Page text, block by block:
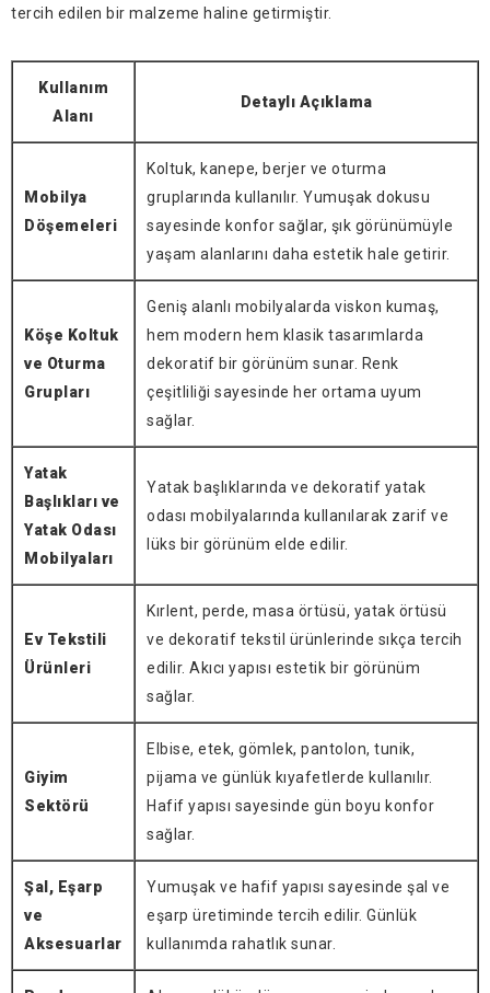
tercih edilen bir malzeme haline getirmiştir.
Kullanım
Alanı
Detaylı Açıklama
Mobilya
Döşemeleri
Koltuk, kanepe, berjer ve oturma
gruplarında kullanılır. Yumuşak dokusu
sayesinde konfor sağlar, şık görünümüyle
yaşam alanlarını daha estetik hale getirir.
Köşe Koltuk
ve Oturma
Grupları
Geniş alanlı mobilyalarda viskon kumaş,
hem modern hem klasik tasarımlarda
dekoratif bir görünüm sunar. Renk
çeşitliliği sayesinde her ortama uyum
sağlar.
Yatak
Başlıkları ve
Yatak Odası
Mobilyaları
Yatak başlıklarında ve dekoratif yatak
odası mobilyalarında kullanılarak zarif ve
lüks bir görünüm elde edilir.
Ev Tekstili
Ürünleri
Kırlent, perde, masa örtüsü, yatak örtüsü
ve dekoratif tekstil ürünlerinde sıkça tercih
edilir. Akıcı yapısı estetik bir görünüm
sağlar.
Giyim
Sektörü
Elbise, etek, gömlek, pantolon, tunik,
pijama ve günlük kıyafetlerde kullanılır.
Hafif yapısı sayesinde gün boyu konfor
sağlar.
Şal, Eşarp
ve
Aksesuarlar
Yumuşak ve hafif yapısı sayesinde şal ve
eşarp üretiminde tercih edilir. Günlük
kullanımda rahatlık sunar.